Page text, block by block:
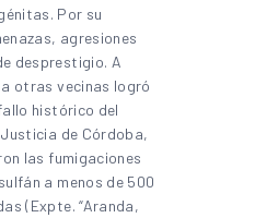
Por su
agresiones
desprestigio. A
otras vecinas logró
histórico del
de Córdoba,
las fumigaciones
a menos de 500
(Expte. “Aranda,